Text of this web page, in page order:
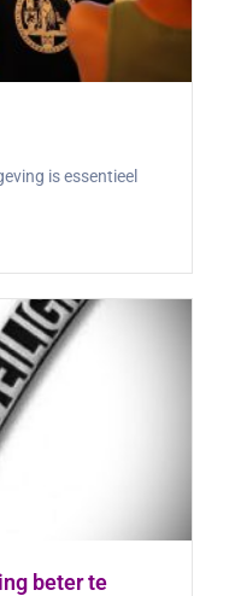
is essentieel
beter te